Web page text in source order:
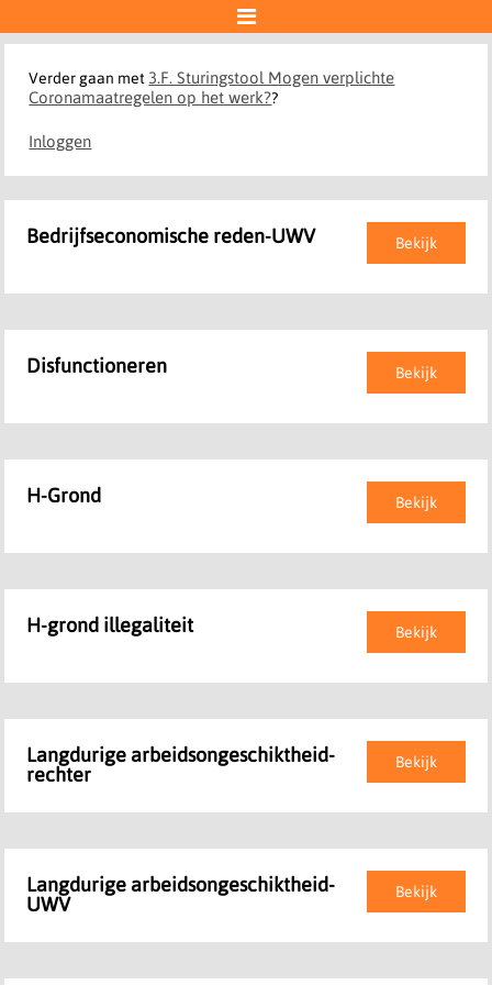

Verder gaan met 3.F. Sturingstool Mogen verplichte
Coronamaatregelen op het werk??
Inloggen
Bekijk
Bedrijfseconomische reden-UWV
Bekijk
Disfunctioneren
Bekijk
H-Grond
Bekijk
H-grond illegaliteit
Bekijk
Langdurige arbeidsongeschiktheid-
rechter
Bekijk
Langdurige arbeidsongeschiktheid-
UWV